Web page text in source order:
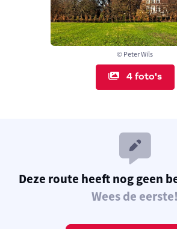
© Peter Wils
4 foto's
Deze route heeft nog geen
Wees de eerste!